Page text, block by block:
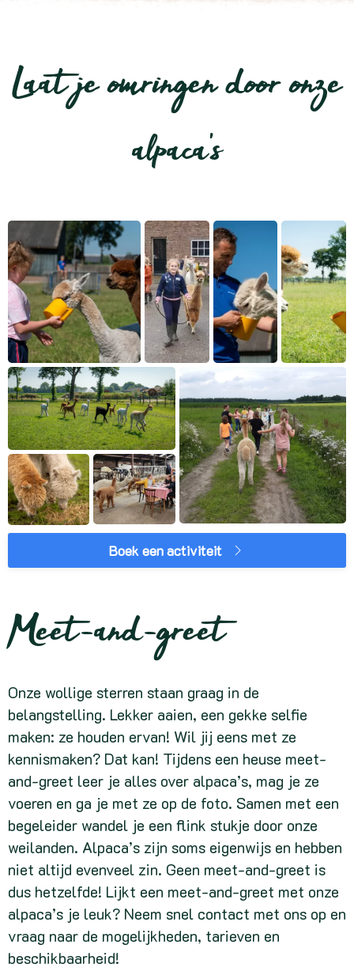
Laat je omringen door onze
alpaca’s
Boek een activiteit
Meet-and-greet
Onze wollige sterren staan graag in de
belangstelling. Lekker aaien, een gekke selfie
maken: ze houden ervan! Wil jij eens met ze
kennismaken? Dat kan! Tijdens een heuse meet-
and-greet leer je alles over alpaca’s, mag je ze
voeren en ga je met ze op de foto. Samen met een
begeleider wandel je een flink stukje door onze
weilanden. Alpaca’s zijn soms eigenwijs en hebben
niet altijd evenveel zin. Geen meet-and-greet is
dus hetzelfde! Lijkt een meet-and-greet met onze
alpaca’s je leuk? Neem snel contact met ons op en
vraag naar de mogelijkheden, tarieven en
beschikbaarheid!